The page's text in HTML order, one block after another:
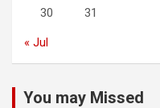
30 31
« Jul
You may Missed